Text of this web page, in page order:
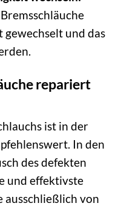
gewechselt und das
repariert
ist in der
In den
des defekten
und effektivste
ausschließlich von